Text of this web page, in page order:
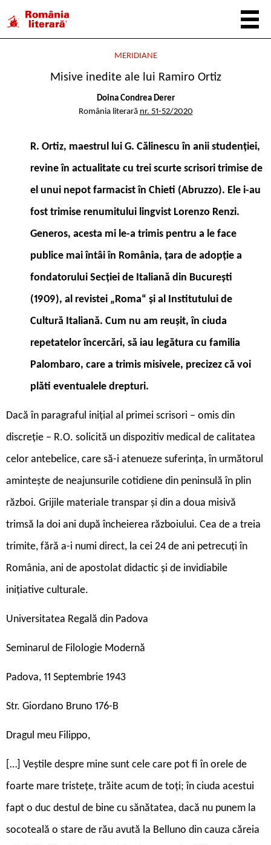
MERIDIANE
Misive inedite ale lui Ramiro Ortiz
Doina Condrea Derer
România literară nr. 51-52/2020
R. Ortiz, maestrul lui G. Călinescu în anii studenției,
revine în actualitate cu trei scurte scrisori trimise de
el unui nepot farmacist în Chieti (Abruzzo). Ele i-au
fost trimise renumitului lingvist Lorenzo Renzi.
Generos, acesta mi le-a trimis pentru a le face
publice mai întâi în România, țara de adopție a
fondatorului Secției de Italiană din București
(1909), al revistei „Roma“ și al Institutului de
Cultură Italiană. Cum nu am reușit, în ciuda
repetatelor încercări, să iau legătura cu familia
Palombaro, care a trimis misivele, precizez că voi
plăti eventualele drepturi.
Dacă în paragraful inițial al primei scrisori – omis din
discreție – R.O. solicită un dispozitiv medical de calitatea
celor antebelice, care să-i atenueze suferința, în următorul
amintește de neajunsurile cotidiene din peninsulă în plin
război. Grijile materiale transpar și din a doua misivă
trimsă la doi ani după încheierea războiului. Cea de a treia
trimite, fără a-i numi direct, la cei 24 de ani petrecuți în
România, ani de apostolat didactic și de invidiabile
inițiative culturale.
Universitatea Regală din Padova
Seminarul de Filologie Modernă
Padova, 11 Septembrie 1943
Str. Giordano Bruno 176-B
Dragul meu Filippo,
[…] Veștile despre mine sunt cele care pot fi în orele de
foarte mare tristețe, trăite acum de toți; în ciuda acestui
fapt o duc destul de bine cu sănătatea, dacă nu punem la
socoteală o stare de rău avută la Belluno din cauza căreia